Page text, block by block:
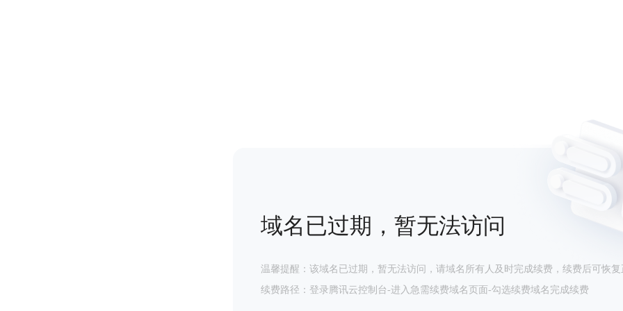
域名已过期，暂无法访问
温馨提醒：该域名已过期，暂无法访问，请域名所有人及时完成续费，续费后可恢复
续费路径：登录腾讯云控制台-进入急需续费域名页面-勾选续费域名完成续费